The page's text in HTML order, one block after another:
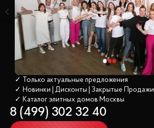
✓ Только актуальные предложения
✓ Новинки | Дисконты | Закрытые Продажи
✓ Каталог элитных домов Москвы
8 (499) 302 32 40